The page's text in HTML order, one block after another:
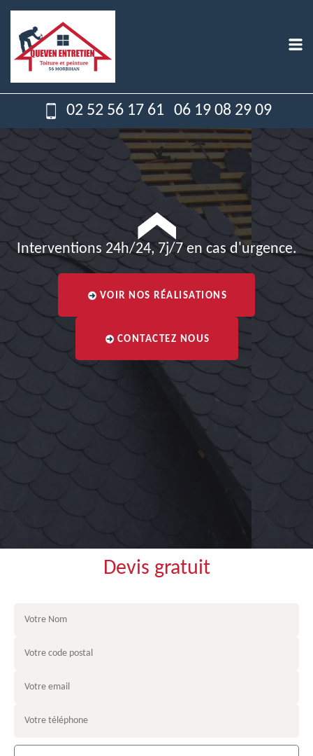
02 52 56 17 61 06 19 08 29 09
Interventions 24h/24, 7j/7 en cas d'urgence.
VOIR NOS RÉALISATIONS
CONTACTEZ NOUS
Devis gratuit